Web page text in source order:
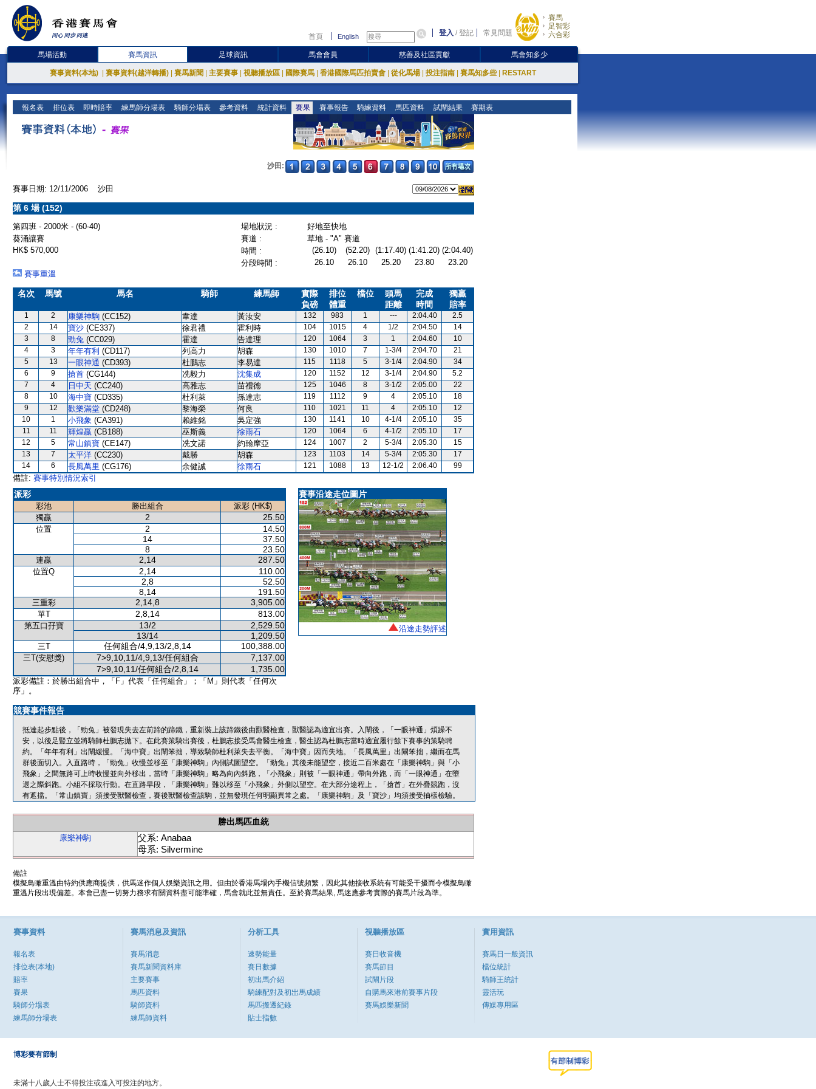
首頁 English 登入 /登記 常見問題
賽馬
足智彩
六合彩
馬場活動 賽馬資訊 足球資訊 馬會會員 慈善及社區貢獻 馬會知多少
賽事資料(本地) 賽事資料(越洋轉播) 賽馬新聞 主要賽事 視聽播放區 國際賽馬 香港國際馬匹拍賣會 從化馬場 投注指南 賽馬知多些 RESTART
報名表 排位表 即時賠率 練馬師分場表 騎師分場表 參考資料 統計資料 賽果 賽事報告 騎練資料 馬匹資料 試閘結果 賽期表
沙田:
賽事日期: 12/11/2006 沙田
第 6 場 (152)
第四班 - 2000米 - (60-40) 場地狀況 :
好地至快地
葵涌讓賽
賽道 :
草地 - "A" 賽道
HK$ 570,000
時間 : (26.10) (52.20) (1:17.40) (1:41.20) (2:04.40)
分段時間 :
26.10 26.10 25.20 23.80
23.20
賽事重溫
名次 馬號 馬名 騎師 練馬師
實際
負磅
排位
體重
檔位
頭馬
距離
完成
時間
獨贏
賠率
1 2 康樂神駒 (CC152) 韋達 黃汝安 132 983 1 --- 2:04.40
2.5
2
14 寶沙 (CE337) 徐君禮 霍利時 104 1015 4 1/2 2:04.50
14
3
8 勁兔 (CC029) 霍達 告達理 120 1064 3 1 2:04.60
10
4
3 年年有利 (CD117) 列高力 胡森 130 1010 7 1-3/4 2:04.70
21
5
13 一眼神通 (CD393) 杜鵬志 李易達 115 1118 5 3-1/4 2:04.90
34
6
9 搶首 (CG144) 冼毅力 沈集成 120 1152 12 3-1/4 2:04.90
5.2
7
4 日中天 (CC240) 高雅志 苗禮德 125 1046 8 3-1/2 2:05.00
22
8
10 海中寶 (CD335) 杜利萊 孫達志 119 1112 9 4 2:05.10
18
9
12 歡樂滿堂 (CD248) 黎海榮 何良 110 1021 11 4 2:05.10
12
10
1 小飛象 (CA391) 賴維銘 吳定強 130 1141 10 4-1/4 2:05.10
35
11
11 輝煌贏 (CB188) 巫斯義 徐雨石 120 1064 6 4-1/2 2:05.10
17
12
5 常山鎮寶 (CE147) 冼文諾 約翰摩亞 124 1007 2 5-3/4 2:05.30
15
13
7 太平洋 (CC230) 戴勝 胡森 123 1103 14 5-3/4 2:05.30
17
14
6 長風萬里 (CG176) 余健誠 徐雨石 121 1088 13 12-1/2 2:06.40 99
備註: 賽事特別情況索引
派彩
彩池 勝出組合
派彩 (HK$)
獨贏
2 25.50
位置 2
14.50
14
37.50
8
23.50
連贏 2,14 287.50
位置Q 2,14
110.00
2,8
52.50
8,14
191.50
三重彩 2,14,8 3,905.00
單T 2,8,14 813.00
第五口孖寶 13/2
2,529.50
13/14
1,209.50
三T 任何組合/4,9,13/2,8,14 100,388.00
三T(安慰獎) 7>9,10,11/4,9,13/任何組合
7,137.00
7>9,10,11/任何組合/2,8,14
1,735.00
派彩備註：於勝出組合中，「F」代表「任何組合」；「M」則代表「任何次
序」。
賽事沿途走位圖片
沿途走勢評述
競賽事件報告
抵達起步點後，「勁兔」被發現失去左前蹄的蹄鐵，重新裝上該蹄鐵後由獸醫檢查，獸醫認為適宜出賽。入閘後，「一眼神通」煩躁不
安，以後足豎立並將騎師杜鵬志拋下。在此賽策騎出賽後，杜鵬志接受馬會醫生檢查，醫生認為杜鵬志當時適宜履行餘下賽事的策騎聘
約。「年年有利」出閘緩慢。「海中寶」出閘笨拙，導致騎師杜利萊失去平衡。「海中寶」因而失地。「長風萬里」出閘笨拙，繼而在馬
群後面切入。入直路時，「勁兔」收慢並移至「康樂神駒」內側試圖望空。「勁兔」其後未能望空，接近二百米處在「康樂神駒」與「小
飛象」之間無路可上時收慢並向外移出，當時「康樂神駒」略為向內斜跑，「小飛象」則被「一眼神通」帶向外跑，而「一眼神通」在墮
退之際斜跑。小組不採取行動。在直路早段，「康樂神駒」難以移至「小飛象」外側以望空。在大部分途程上，「搶首」在外疊競跑，沒
有遮擋。「常山鎮寶」須接受獸醫檢查，賽後獸醫檢查該駒，並無發現任何明顯異常之處。「康樂神駒」及「寶沙」均須接受抽樣檢驗。
勝出馬匹血統
康樂神駒
父系: Anabaa
母系: Silvermine
備註
模擬鳥瞰重溫由特約供應商提供，供馬迷作個人娛樂資訊之用。但由於香港馬場內手機信號頻繁，因此其他接收系統有可能受干擾而令模擬鳥瞰
重溫片段出現偏差。本會已盡一切努力務求有關資料盡可能準確，馬會就此並無責任。至於賽馬結果, 馬迷應參考實際的賽馬片段為準。
賽事資料
報名表
排位表(本地)
賠率
賽果
騎師分場表
練馬師分場表
賽馬消息及資訊
賽馬消息
賽馬新聞資料庫
主要賽事
馬匹資料
騎師資料
練馬師資料
分析工具
速勢能量
賽日數據
初出馬介紹
騎練配對及初岀馬成績
馬匹搬遷紀錄
貼士指數
視聽播放區
賽日收音機
賽馬節目
試閘片段
自購馬來港前賽事片段
賽馬娛樂新聞
實用資訊
賽馬日一般資訊
檔位統計
騎師王統計
靈活玩
傳媒專用區
博彩要有節制
未滿十八歲人士不得投注或進入可投注的地方。